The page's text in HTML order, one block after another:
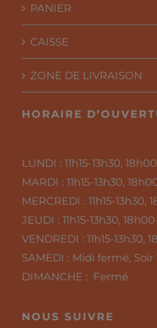
PANIER
CAISSE
ZONE DE LIVRAISON
HORAIRE
LUNDI :11h15-13h30,
MARDI :11h15-13h30,
MERCREDI :11h15-13h30,
JEUDI :11h15-13h30,
VENDREDI :11h15-13h30,
SAMEDI : Midi fermé, Soir
DIMANCHE : Fermé
NOUS SUIVRE